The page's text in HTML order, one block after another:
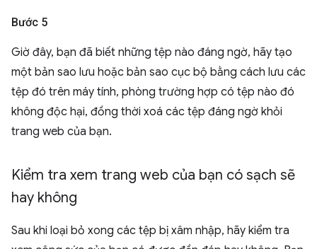
Bước 5
Giờ đây, bạn đã biết những tệp nào đáng ngờ, hãy tạo
một bản sao lưu hoặc bản sao cục bộ bằng cách lưu các
tệp đó trên máy tính, phòng trường hợp có tệp nào đó
không độc hại, đồng thời xoá các tệp đáng ngờ khỏi
trang web của bạn.
Kiểm tra xem trang web của bạn có sạch sẽ
hay không
Sau khi loại bỏ xong các tệp bị xâm nhập, hãy kiểm tra